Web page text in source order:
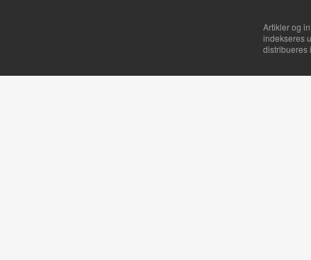
Artikler og
indekseres
distribueres